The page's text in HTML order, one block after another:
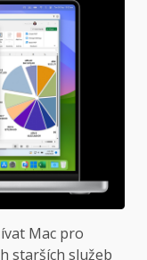
Mac pro
starších služeb